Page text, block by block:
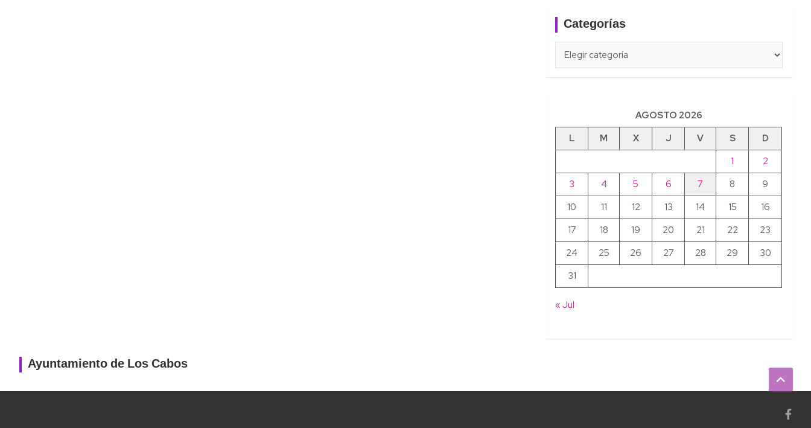
Categorías
AGOSTO 2026
L
M X J V S
D
1
2
3
4 5 6 7 8
9
10
11 12 13 14 15
16
17
18 19 20 21 22
23
24
25 26 27 28 29
30
31
« Jul
Ayuntamiento de Los Cabos